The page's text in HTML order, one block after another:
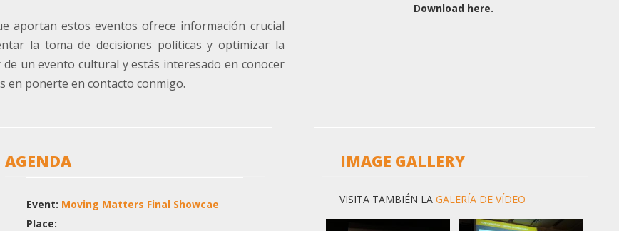
aportan estos eventos ofrece información crucial
la toma de decisiones políticas y optimizar la
un evento cultural y estás interesado en conocer
en ponerte en contacto conmigo.
Download here.
AGENDA
Event: Moving Matters Final Showcae
Place:
IMAGE GALLERY
VISITA TAMBIÉN LAGALERÍA DE VÍDEO